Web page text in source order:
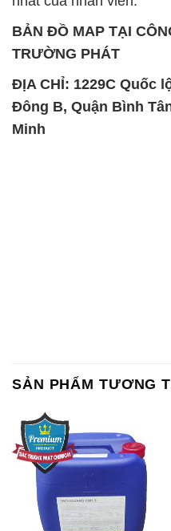
Chất tạo bọt Las P Tico Tank
IBC Bồn Việt Nam